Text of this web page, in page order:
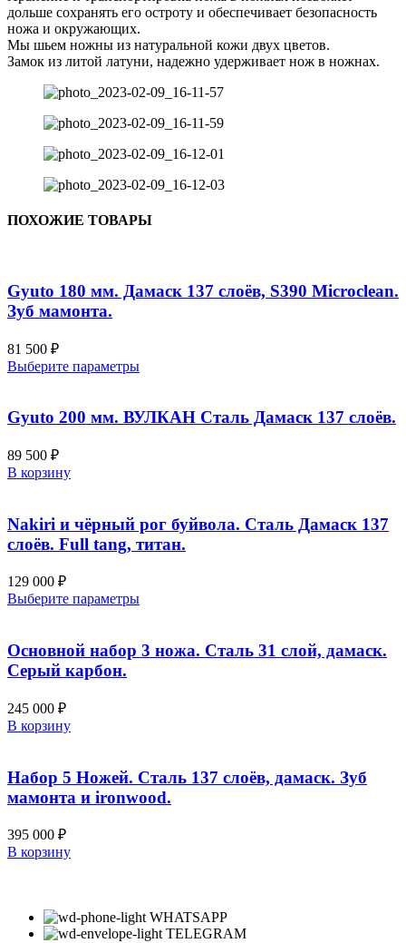
дольше сохранять его остроту и обеспечивает безопасность
ножа и окружающих.
Мы шьем ножны из натуральной кожи двух цветов.
Замок из литой латуни, надежно удерживает нож в ножнах.
ПОХОЖИЕ ТОВАРЫ
Gyuto 180 мм. Дамаск 137 слоёв, S390 Microclean.
Зуб мамонта.
81 500 ₽
Выберите параметрыЭтот
несколько
товара.
Gyuto 200 мм. ВУЛКАН Сталь Дамаск 137 слоёв.
89 500 ₽
В корзину
Nakiri и чёрный рог буйвола. Сталь Дамаск 137
слоёв. Full tang, титан.
129 000 ₽
Выберите параметрыЭтот
несколько
Основной набор 3 ножа. Сталь 31 слой, дамаск.
Серый карбон.
245 000 ₽
В корзину
Набор 5 Ножей. Сталь 137 слоёв, дамаск. Зуб
мамонта и ironwood.
395 000 ₽
В корзину
WHATSAPP
TELEGRAM